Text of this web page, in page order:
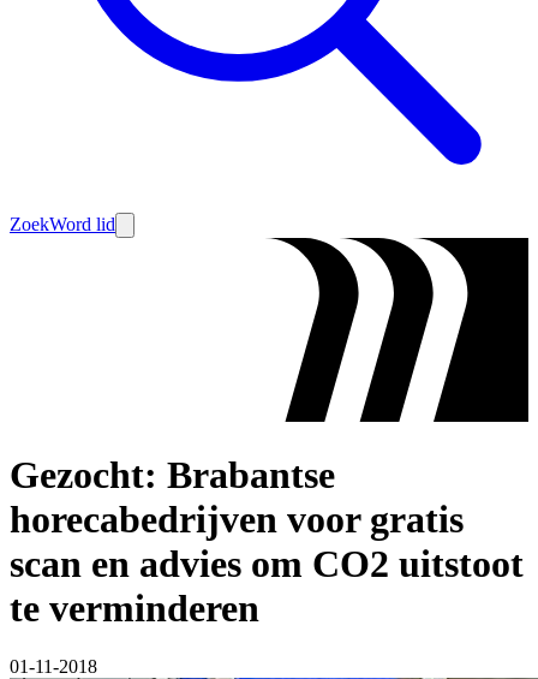
ZoekWord lid
Gezocht: Brabantse
horecabedrijven voor gratis
scan en advies om CO2 uitstoot
te verminderen
01-11-2018